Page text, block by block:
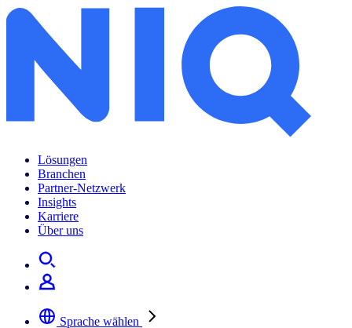
Lösungen
Branchen
Partner-Netzwerk
Insights
Karriere
Über uns
Sprache wählen